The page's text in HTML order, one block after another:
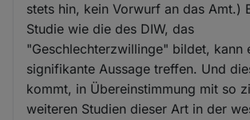
stets hin, kein Vorwurf an das Amt.)
Studie wie die des DIW, das
"Geschlechterzwillinge" bildet, kann
signifikante Aussage treffen. Und
kommt, in Übereinstimmung mit so
weiteren Studien dieser Art in der